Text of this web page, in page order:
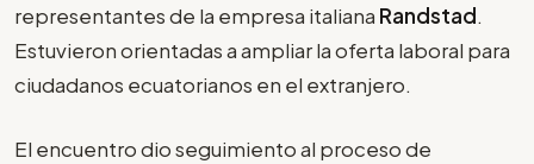
representantes de la empresa italiana Randstad.
Estuvieron orientadas a ampliar la oferta laboral para
ciudadanos ecuatorianos en el extranjero.
El encuentro dio seguimiento al proceso de